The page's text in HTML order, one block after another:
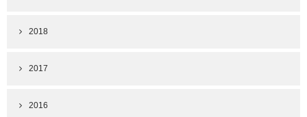
2018
2017
2016